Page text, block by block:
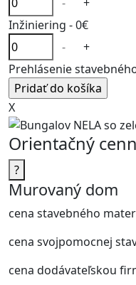
Inžiniering -0€
-
+
Prehlásenie
X
Orientačný
?
Murovaný dom
cena stavebného
cena svojpomocnej
cena dodávateľskou